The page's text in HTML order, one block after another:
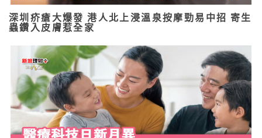
深圳疥瘡大爆發 港人北上浸溫泉按摩勁易中招 寄生
蟲鑽入皮膚惹全家